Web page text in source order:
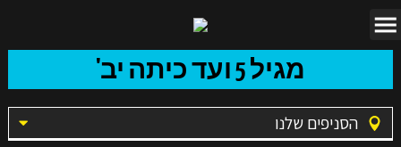
מגיל 5 ועד כיתה יב'
הסניפים שלנו